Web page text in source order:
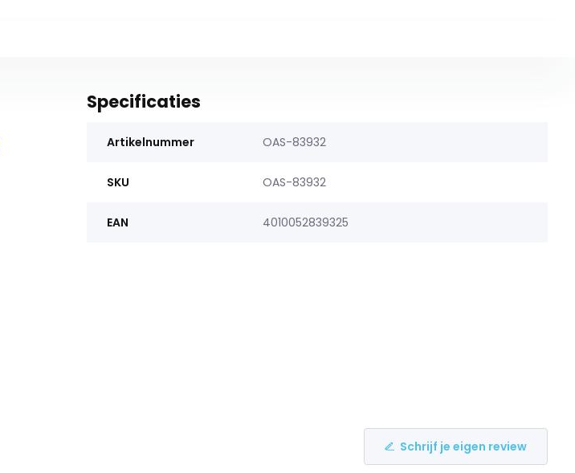
Specificaties
Artikelnummer OAS-83932
SKU OAS-83932
EAN 4010052839325
Schrijf je eigen review